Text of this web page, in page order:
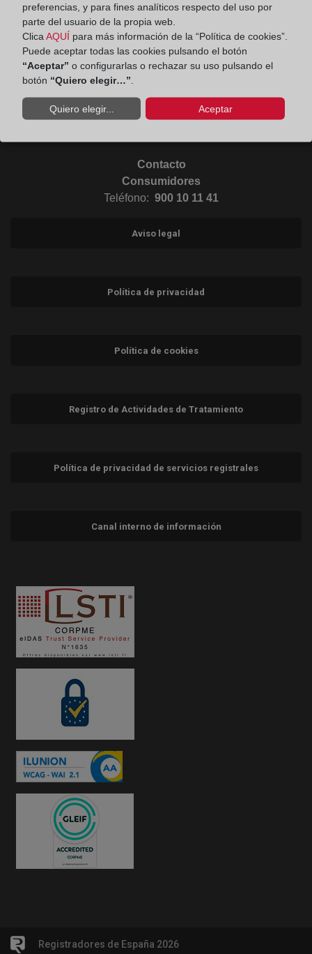
Ir a Linkedin (abre en ventana nueva)
Ir al Blog (abre en ventana nueva)
Ir a Instagram (abre en ventana nueva)
Contacto
Consumidores
Teléfono: 900 10 11 41
Aviso legal
Política de privacidad
Política de cookies
Registro de Actividades de Tratamiento
Política de privacidad de servicios registrales
Canal interno de información
Registradores de España 2026
preferencias, y para fines analíticos respecto del uso por
parte del usuario de la propia web.
Clica AQUÍ para más información de la “Política de cookies”.
Puede aceptar todas las cookies pulsando el botón
“Aceptar” o configurarlas o rechazar su uso pulsando el
botón “Quiero elegir…”
Quiero elegir... Aceptar